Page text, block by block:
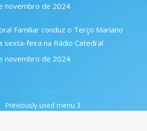
novembro de 2024
Familiar conduz o Terço Mariano
sexta-feira na Rádio Catedral
novembro de 2024
Previously used menu 3